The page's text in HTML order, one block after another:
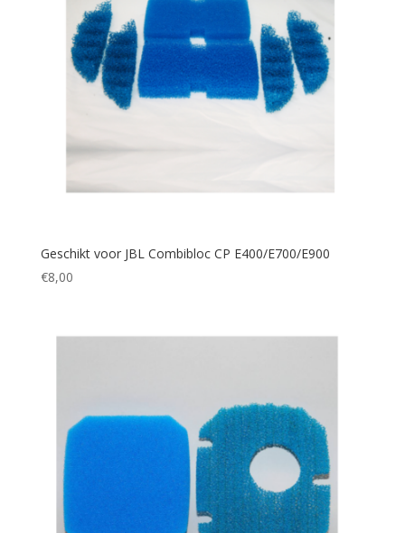
Geschikt voor JBL Combibloc CP E400/E700/E900
€8,00